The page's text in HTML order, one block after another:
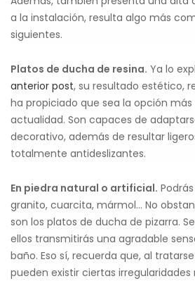
a la instalación, resulta algo más
siguientes.
Platos de ducha de resina. Ya lo
anterior post, su resultado estético,
ha propiciado que sea la opción
actualidad. Son capaces de
decorativo, además de resultar
totalmente antideslizantes.
En piedra natural o artificial.
granito, cuarcita, mármol… No
son los platos de ducha de pizarra.
ellos transmitirás una agradable
baño. Eso sí, recuerda que, al
pueden existir ciertas irregularidades